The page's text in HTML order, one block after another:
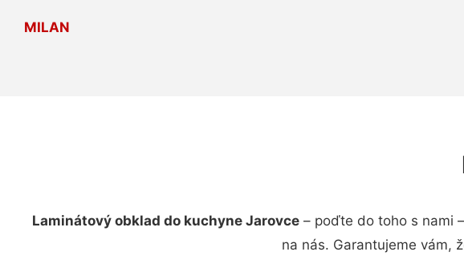
MILAN
Laminátový obklad do kuchyne Jarovce – poďte do toho s nami
na nás. Garantujeme vám,